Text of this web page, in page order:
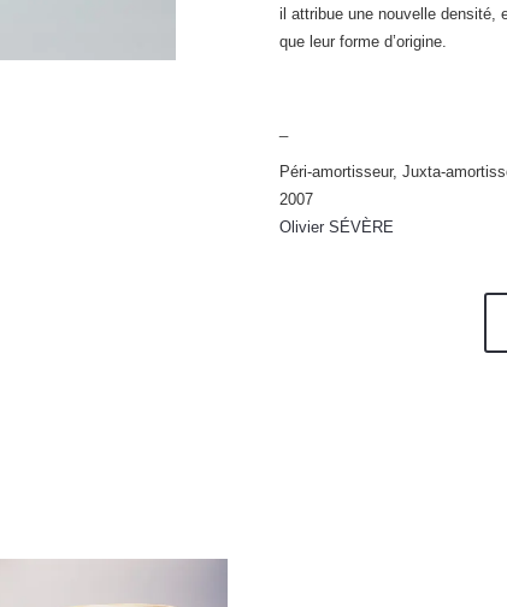
il attribue une nouvelle densité,
que leur forme d’origine.
Péri-amortisseur, Juxta-
2007
Olivier SÉVÈRE